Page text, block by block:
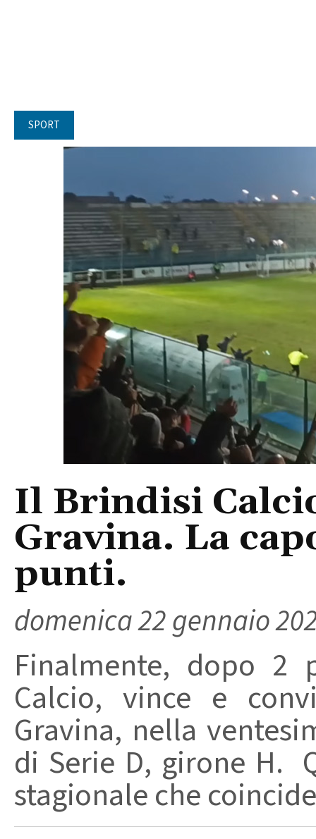
SPORT
Il Brindisi
Gravina. La
punti.
domenica 22 gennaio
Finalmente, dopo 2
Calcio, vince e
Gravina, nella
di Serie D, girone H.
stagionale che